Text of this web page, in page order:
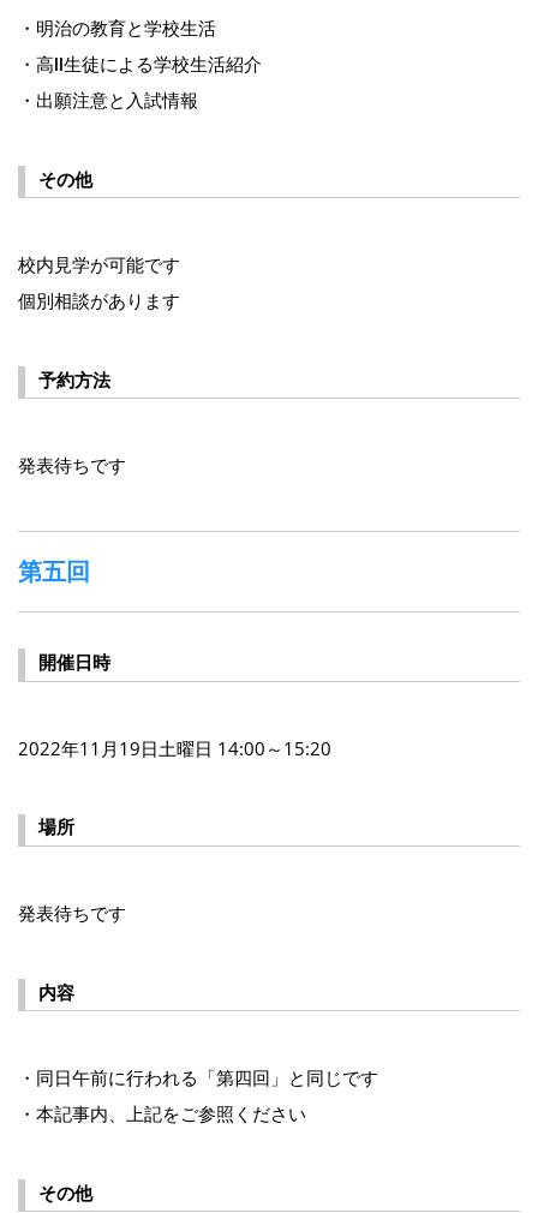
・明治の教育と学校生活
・高Ⅱ生徒による学校生活紹介
・出願注意と入試情報
その他
校内見学が可能です
個別相談があります
予約方法
発表待ちです
第五回
開催日時
2022年11月19日土曜日 14:00～15:20
場所
発表待ちです
内容
・同日午前に行われる「第四回」と同じです
・本記事内、上記をご参照ください
その他